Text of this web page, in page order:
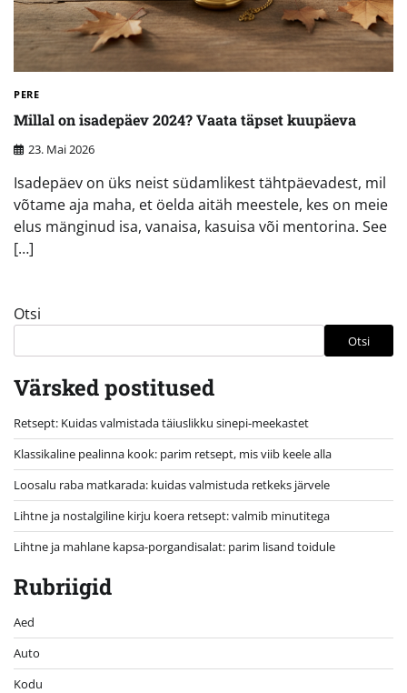
PERE
Millal on isadepäev 2024? Vaata täpset kuupäeva
23. Mai 2026
Isadepäev on üks neist südamlikest tähtpäevadest, mil
võtame aja maha, et öelda aitäh meestele, kes on meie
elus mänginud isa, vanaisa, kasuisa või mentorina. See
[…]
Otsi
Otsi
Värsked postitused
Retsept: Kuidas valmistada täiuslikku sinepi-meekastet
Klassikaline pealinna kook: parim retsept, mis viib keele alla
Loosalu raba matkarada: kuidas valmistuda retkeks järvele
Lihtne ja nostalgiline kirju koera retsept: valmib minutitega
Lihtne ja mahlane kapsa-porgandisalat: parim lisand toidule
Rubriigid
Aed
Auto
Kodu